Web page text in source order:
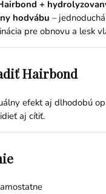
+
hodvábu –
pre obnovu a lesk
Hairbond
efekt aj dlhodobú
aj cítiť.